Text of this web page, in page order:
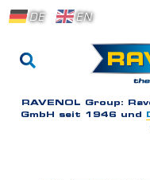
DE EN
RAVENOL Group:
GmbH seit 1946 und